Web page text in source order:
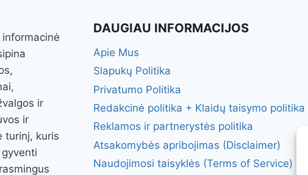
informacinė
ir
ir
turinį, kuris
DAUGIAU INFORMACIJOS
Apie Mus
Slapukų Politika
Privatumo Politika
Redakcinė politika + Klaidų taisymo politika
Reklamos ir partnerystės politika
Atsakomybės apribojimas (Disclaimer)
Naudojimosi taisyklės (Terms of Service)